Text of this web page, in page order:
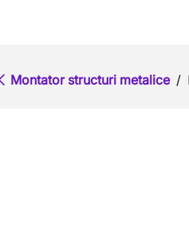
Montator structuri metalice /